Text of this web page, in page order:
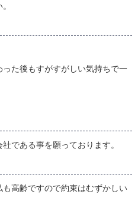
た後もすがすがしい気持ちで一
である事を願っております。
高齢ですので約束はむずかしい